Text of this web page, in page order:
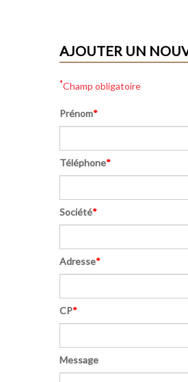
AJOUTER UN
*Champ obligatoire
Prénom*
Téléphone*
Société*
Adresse*
CP*
Message